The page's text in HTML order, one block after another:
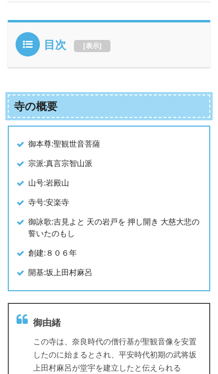
目次 [表示]
寺の概要
御本尊:聖観世音菩薩
宗派:真言宗智山派
山号:岩殿山
寺号:安楽寺
御詠歌:吉見よと 天の岩戸を 押し開き 大慈大悲の
誓いたのもし
創建:８０６年
開基:坂上田村麻呂
御由緒
この寺は、奈良時代の僧行基が聖観音像を安置
したのに始まるとされ、平安時代初期の武将坂
上田村麻呂が堂宇を建立したと伝えられる